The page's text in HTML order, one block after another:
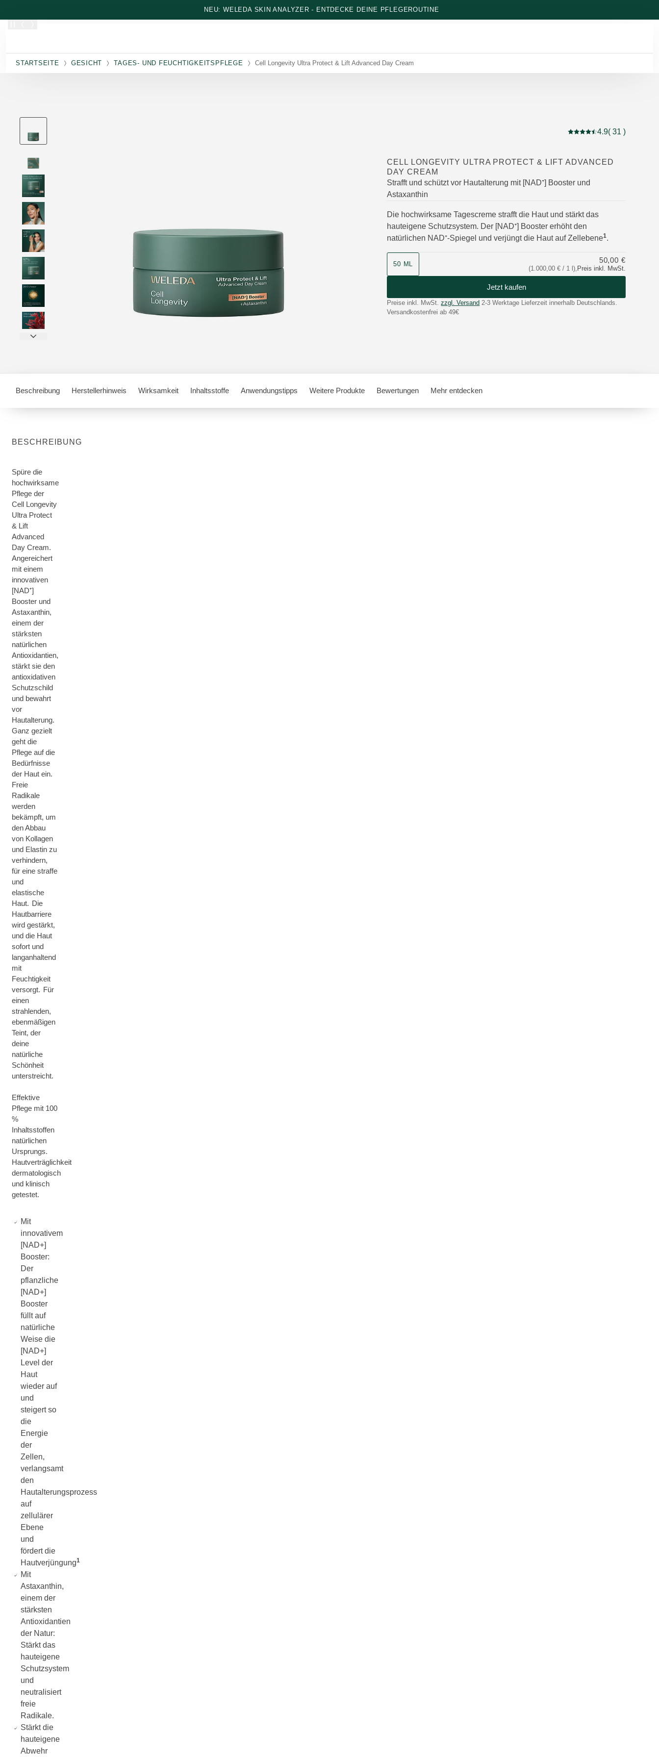
NEU: WELEDA SKIN ANALYZER - ENTDECKE DEINE PFLEGEROUTINE
STARTSEITE GESICHT TAGES- UND FEUCHTIGKEITSPFLEGE Cell Longevity Ultra Protect & Lift Advanced Day Cream
Aktuelle Bewertung: 4.9
4.9( 31 )
CELL LONGEVITY ULTRA PROTECT & LIFT ADVANCED
DAY CREAM
Strafft und schützt vor Hautalterung mit [NAD⁺] Booster und
Astaxanthin
Die hochwirksame Tagescreme strafft die Haut und stärkt das
hauteigene Schutzsystem. Der [NAD⁺] Booster erhöht den
natürlichen NAD⁺-Spiegel und verjüngt die Haut auf Zellebene1.
50 ML
(1.000,00 € / 1 l), Preis inkl. MwSt.
50,00 €
Jetzt kaufen
Preise inkl. MwSt. zzgl. Versand 2-3 Werktage Lieferzeit innerhalb Deutschlands.
Versandkostenfrei ab 49€
Beschreibung Herstellerhinweis Wirksamkeit Inhaltsstoffe Anwendungstipps Weitere Produkte Bewertungen Mehr entdecken
BESCHREIBUNG
Spüre die
hochwirksame
Pflege der
Cell Longevity
Ultra Protect
& Lift
Advanced
Day Cream.
Angereichert
mit einem
innovativen
[NAD⁺]
Booster und
Astaxanthin,
einem der
stärksten
natürlichen
Antioxidantien,
stärkt sie den
antioxidativen
Schutzschild
und bewahrt
vor
Hautalterung.
Ganz gezielt
geht die
Pflege auf die
Bedürfnisse
der Haut ein.
Freie
Radikale
werden
bekämpft, um
den Abbau
von Kollagen
und Elastin zu
verhindern,
für eine straffe
und
elastische
Haut. Die
Hautbarriere
wird gestärkt,
und die Haut
sofort und
langanhaltend
mit
Feuchtigkeit
versorgt. Für
einen
strahlenden,
ebenmäßigen
Teint, der
deine
natürliche
Schönheit
unterstreicht.
Effektive
Pflege mit 100
%
Inhaltsstoffen
natürlichen
Ursprungs.
Hautverträglichkeit
dermatologisch
und klinisch
getestet.
Mit
innovativem
[NAD+]
Booster:
Der
pflanzliche
[NAD+]
Booster
füllt auf
natürliche
Weise die
[NAD+]
Level der
Haut
wieder auf
und
steigert so
die
Energie
der
Zellen,
verlangsamt
den
Hautalterungsprozess
auf
zellulärer
Ebene
und
fördert die
Hautverjüngung1
Mit
Astaxanthin,
einem der
stärksten
Antioxidantien
der Natur:
Stärkt das
hauteigene
Schutzsystem
und
neutralisiert
freie
Radikale.
Stärkt die
hauteigene
Abwehr